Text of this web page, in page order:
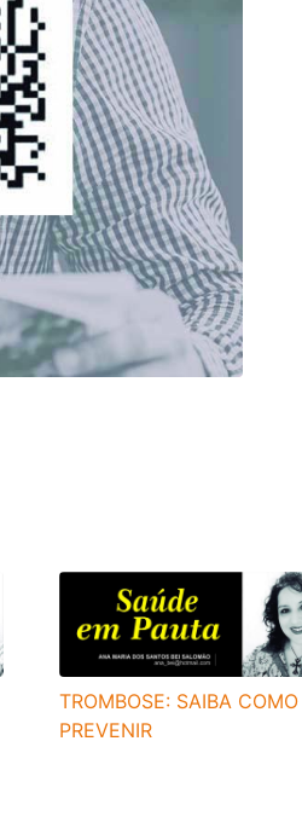
TROMBOSE: SAIBA COMO
PREVENIR